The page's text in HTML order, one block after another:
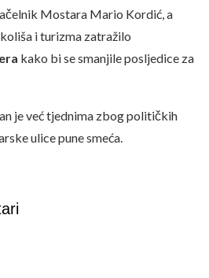
Mostara Mario Kordić, a
i turizma zatražilo
kako bi se smanjile posljedice za
je već tjednima zbog političkih
ulice pune smeća.